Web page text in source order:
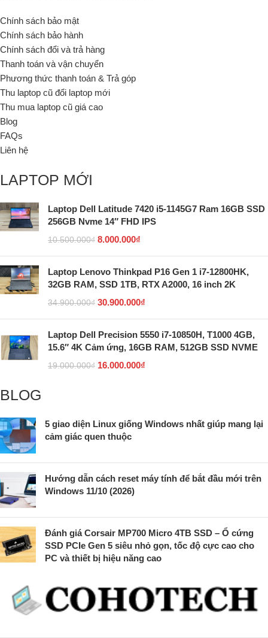
Chính sách bảo mật
Chính sách bảo hành
Chính sách đổi và trả hàng
Thanh toán và vận chuyển
Phương thức thanh toán & Trả góp
Thu laptop cũ đổi laptop mới
Thu mua laptop cũ giá cao
Blog
FAQs
Liên hệ
LAPTOP MỚI
Laptop Dell Latitude 7420 i5-1145G7 Ram 16GB SSD
256GB Nvme 14″ FHD IPS
10.500.000₫ 8.000.000₫
Laptop Lenovo Thinkpad P16 Gen 1 i7-12800HK,
32GB RAM, SSD 1TB, RTX A2000, 16 inch 2K
34.900.000₫ 30.900.000₫
Laptop Dell Precision 5550 i7-10850H, T1000 4GB,
15.6″ 4K Cảm ứng, 16GB RAM, 512GB SSD NVME
19.000.000₫ 16.000.000₫
BLOG
5 giao diện Linux giống Windows nhất giúp mang lại
cảm giác quen thuộc
Hướng dẫn cách reset máy tính để bắt đầu mới trên
Windows 11/10 (2026)
Đánh giá Corsair MP700 Micro 4TB SSD – Ổ cứng
SSD PCIe Gen 5 siêu nhỏ gọn, tốc độ cực cao cho
PC và thiết bị hiệu năng cao